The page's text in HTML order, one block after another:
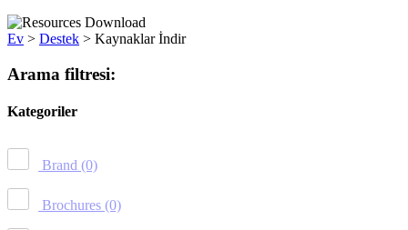
Ev > Destek > Kaynaklar İndir
Arama filtresi:
Kategoriler
Brand (0)
Brochures (0)